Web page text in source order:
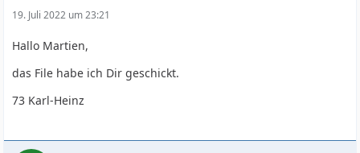
19. Juli 2022 um 23:21
Hallo Martien,
das File habe ich Dir geschickt.
73 Karl-Heinz